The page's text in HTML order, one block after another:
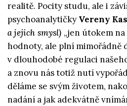
realitě. Pocity studu, ale i
psychoanalytičky Vereny
a jejich smysl) „jen útokem
hodnoty, ale plní mimořádně
v dlouhodobé regulaci
a znovu nás totiž nutí
děláme se svým životem,
nadání a jak adekvátně